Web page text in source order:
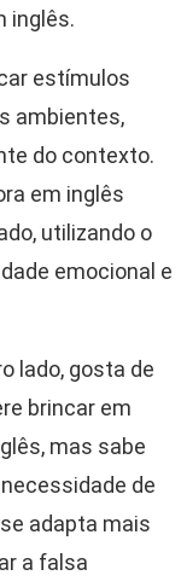
inglês.
estímulos
ambientes,
do contexto.
em inglês
utilizando o
emocional e
lado, gosta de
brincar em
mas sabe
de
adapta mais
a falsa